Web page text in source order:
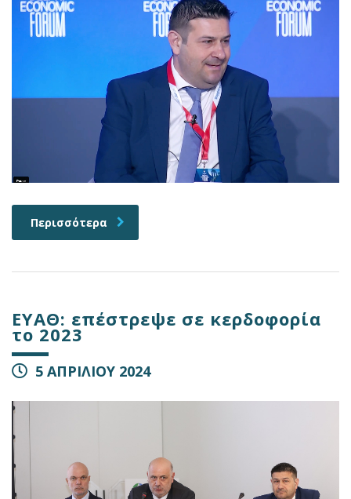
Περισσότερα
ΕΥΑΘ: επέστρεψε σε κερδοφορία
το 2023
5 ΑΠΡΙΛΙΟΥ 2024